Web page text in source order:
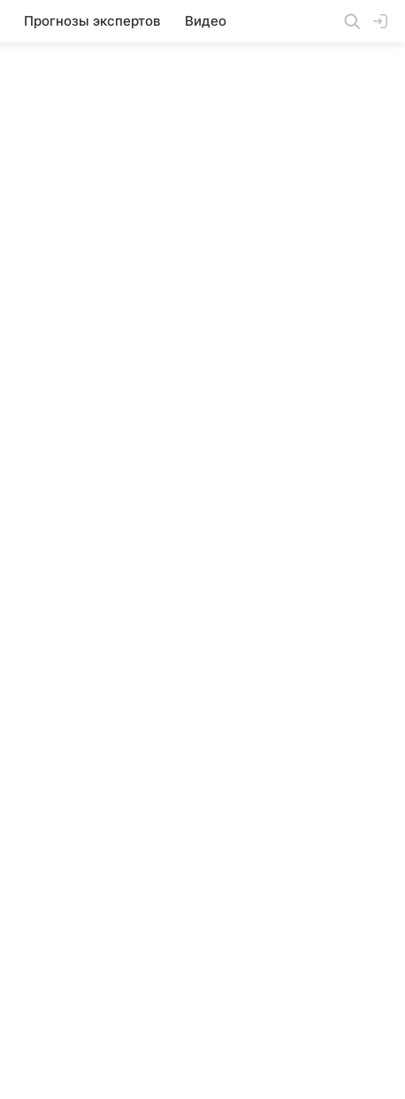
Прогнозы экспертов Видео